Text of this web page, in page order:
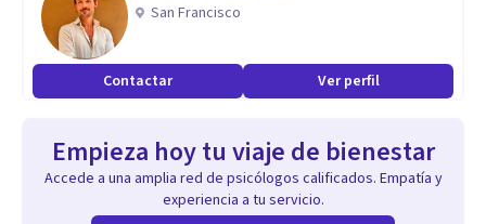
San Francisco
Contactar Ver perfil
Empieza hoy tu viaje de bienestar
Accede a una amplia red de psicólogos calificados. Empatía y
experiencia a tu servicio.